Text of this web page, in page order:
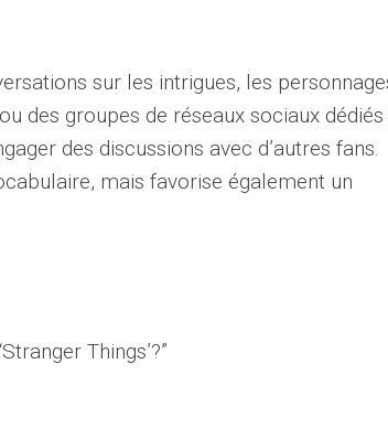
sur les intrigues, les
des groupes de réseaux sociaux dédiés
des discussions avec d’autres fans.
mais favorise également un
Things’?”